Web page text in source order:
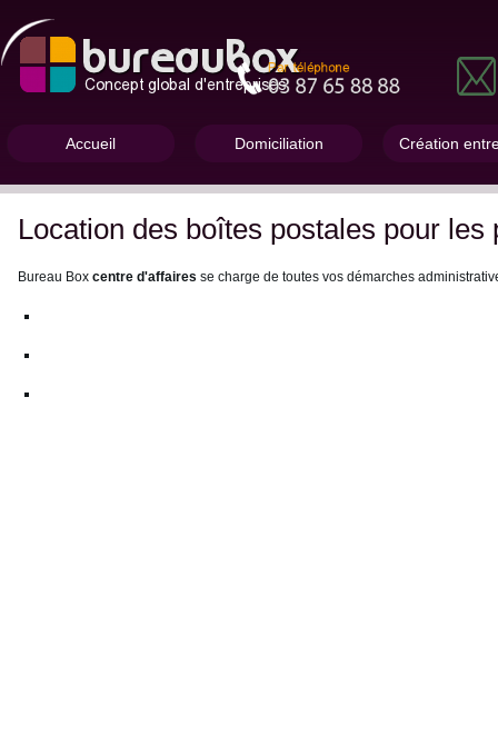
Accueil Domiciliation Création
Location des boîtes postales pour les
Bureau Box centre d'affaires se charge de toutes vos démarches